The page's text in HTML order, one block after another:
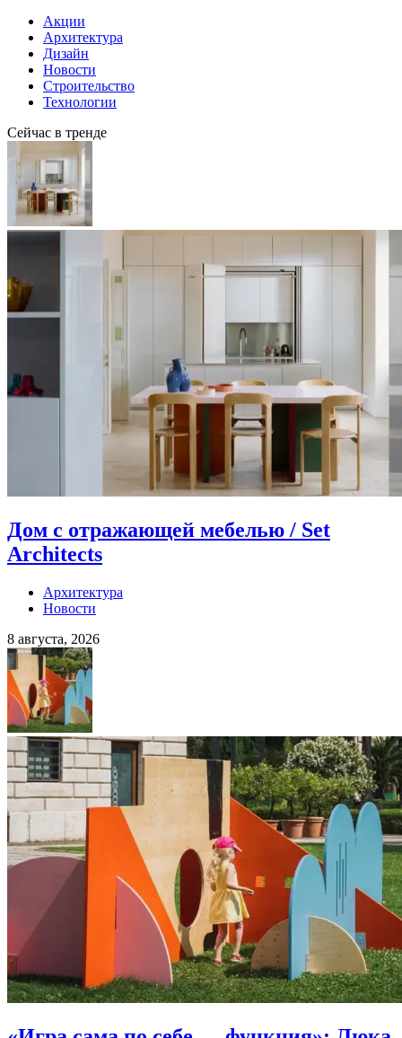
Акции
Архитектура
Дизайн
Новости
Строительство
Технологии
Сейчас в тренде
Дом с отражающей мебелью / Set
Architects
Архитектура
Новости
8 августа, 2026